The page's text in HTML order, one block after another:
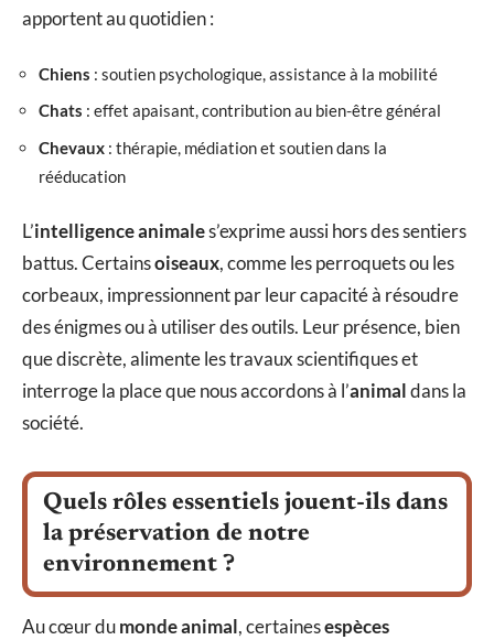
apportent au quotidien :
Chiens : soutien psychologique, assistance à la mobilité
Chats : effet apaisant, contribution au bien-être général
Chevaux : thérapie, médiation et soutien dans la
rééducation
L’intelligence animales’exprime aussi hors des sentiers
battus. Certainsoiseaux, comme les perroquets ou les
corbeaux, impressionnent par leur capacité à résoudre
des énigmes ou à utiliser des outils. Leur présence, bien
que discrète, alimente les travaux scientifiques et
interroge la place que nous accordons à l’animaldans la
société.
Quels rôles essentiels jouent-ils dans
la préservation de notre
environnement ?
Au cœur dumonde animal, certainesespèces